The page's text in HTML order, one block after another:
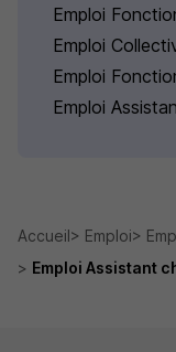
Emploi
Emploi
Emploi
Emploi
Accueil Emploi
Emploi Assistant